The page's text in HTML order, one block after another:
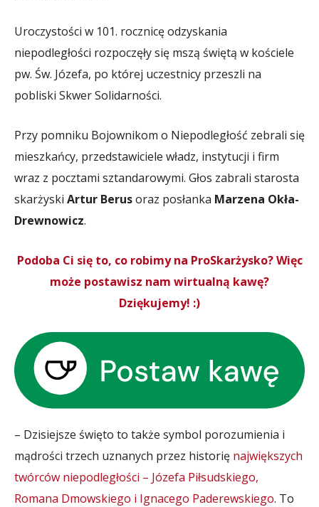
Uroczystości w 101. rocznicę odzyskania
niepodległości rozpoczęły się mszą świętą w kościele
pw. Św. Józefa, po której uczestnicy przeszli na
pobliski Skwer Solidarności.
Przy pomniku Bojownikom o Niepodległość zebrali się
mieszkańcy, przedstawiciele władz, instytucji i firm
wraz z pocztami sztandarowymi. Głos zabrali starosta
skarżyski Artur Berusoraz posłanka Marzena Okła-
Drewnowicz.
Podoba Ci się to, co robimy na ProSkarżysko? Więc
może postawisz nam wirtualną kawę?
Dziękujemy! :)
– Dzisiejsze święto to także symbol porozumienia i
mądrości trzech uznanych przez historię największych
twórców niepodległości – Józefa Piłsudskiego,
Romana Dmowskiego i Ignacego Paderewskiego. To